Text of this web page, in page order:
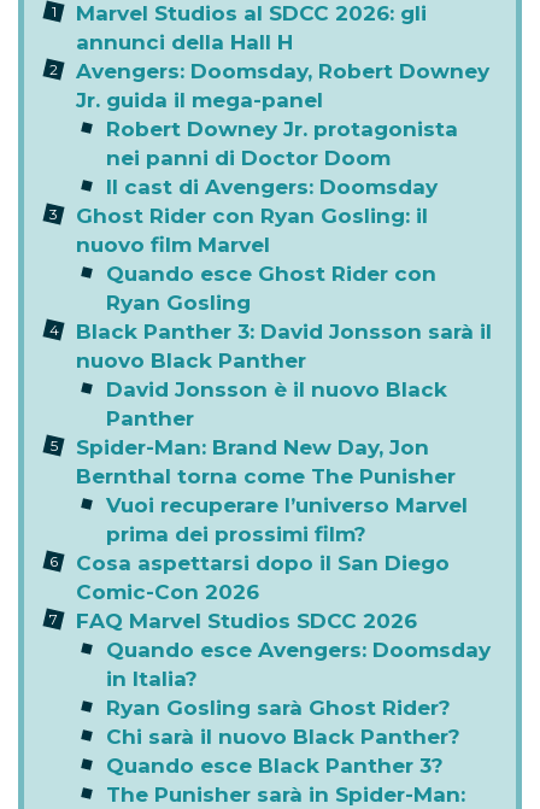
Marvel Studios al SDCC 2026: gli
annunci della Hall H
Avengers: Doomsday, Robert Downey
Jr. guida il mega-panel
Robert Downey Jr. protagonista
nei panni di Doctor Doom
Il cast di Avengers: Doomsday
Ghost Rider con Ryan Gosling: il
nuovo film Marvel
Quando esce Ghost Rider con
Ryan Gosling
Black Panther 3: David Jonsson sarà il
nuovo Black Panther
David Jonsson è il nuovo Black
Panther
Spider-Man: Brand New Day, Jon
Bernthal torna come The Punisher
Vuoi recuperare l’universo Marvel
prima dei prossimi film?
Cosa aspettarsi dopo il San Diego
Comic-Con 2026
FAQ Marvel Studios SDCC 2026
Quando esce Avengers: Doomsday
in Italia?
Ryan Gosling sarà Ghost Rider?
Chi sarà il nuovo Black Panther?
Quando esce Black Panther 3?
The Punisher sarà in Spider-Man: